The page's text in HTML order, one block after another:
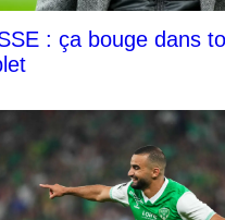
: ça bouge dans